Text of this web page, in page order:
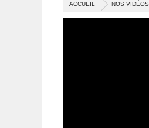
ACCUEIL NOS VIDÉOS